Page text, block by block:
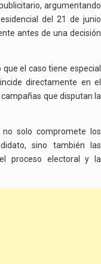
argumentando
del 21 de junio
antes de una decisión
el caso tiene especial
directamente en el
que disputan la
solo compromete los
sino también las
proceso electoral y la